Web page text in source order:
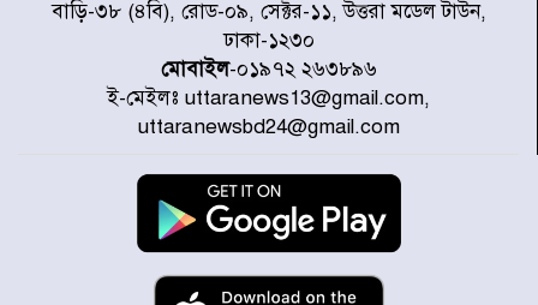
রুটে ট্রেন চলাচল স্বাভাবিক
ইনফান্তিনোকে নরওয়ে ফুটবল প্রধানের
আল্টিমেটাম
দেশে ভারি বৃষ্টির সতর্কবার্তা, ১০
জেলায় বন্যার পূর্বাভাস
বাড়ি-৩৮ (৪বি), রোড-০৯, সেক্টর-১১, উত্তরা মডেল টাউন,
ঢাকা-১২৩০
মোবাইল-০১৯৭২ ২৬৩৮৯৬
ই-মেইলঃ uttaranews13@gmail.com,
uttaranewsbd24@gmail.com